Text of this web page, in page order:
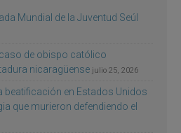
Mundial de la Juventud Seúl
de obispo católico
nicaragüense julio 25, 2026
beatificación en Estados Unidos
que murieron defendiendo el